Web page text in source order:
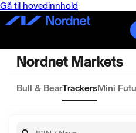
Gå til hovedinnhold
Nordnet Markets
Bull & BearTrackersMini
Søk